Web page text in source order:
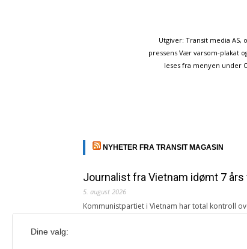
Utgiver: Transit media
pressens Vær varsom-plakat
leses fra menyen under
NYHETER FRA TRANSIT MAGASIN
Journalist fra Vietnam idømt 7
5. august 2026
Kommunistpartiet i Vietnam har total kontroll
Årsabonnement, Månedsabonnement eller
Dine valg: